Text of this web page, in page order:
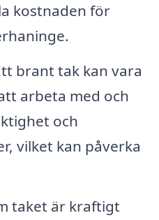
kostnaden för
brant tak kan vara
arbeta med och
och
vilket kan påverka
taket är kraftigt